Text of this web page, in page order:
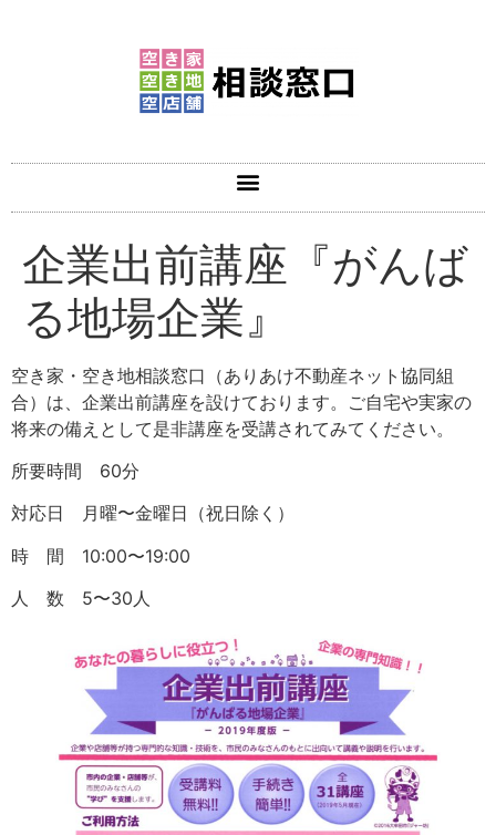
企業出前講座『がんば
る地場企業』
空き家・空き地相談窓口（ありあけ不動産ネット協同組
合）は、企業出前講座を設けております。ご自宅や実家の
将来の備えとして是非講座を受講されてみてください。
所要時間 60分
対応日 月曜〜金曜日（祝日除く）
時 間 10:00〜19:00
人 数 5〜30人